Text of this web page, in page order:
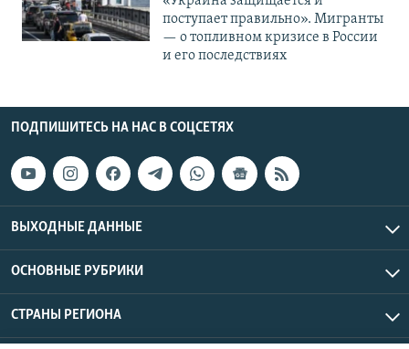
поступает правильно». Мигранты
— о топливном кризисе в России
и его последствиях
ПОДПИШИТЕСЬ НА НАС В СОЦСЕТЯХ
ВЫХОДНЫЕ ДАННЫЕ
ОСНОВНЫЕ РУБРИКИ
СТРАНЫ РЕГИОНА